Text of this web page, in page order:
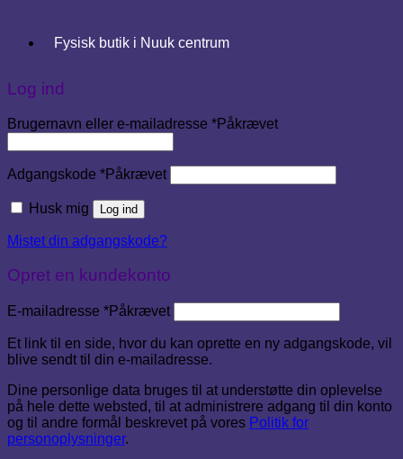
Fysisk butik i Nuuk centrum
Log ind
Brugernavn eller e-mailadresse *Påkrævet
Adgangskode *Påkrævet
Husk mig Log ind
Mistet din adgangskode?
Opret en kundekonto
E-mailadresse *Påkrævet
Et link til en side, hvor du kan oprette en ny adgangskode, vil
blive sendt til din e-mailadresse.
Dine personlige data bruges til at understøtte din oplevelse
på hele dette websted, til at administrere adgang til din konto
og til andre formål beskrevet på vores Politik for
personoplysninger.